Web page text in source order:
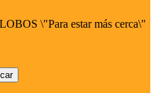
\"Para estar más cerca\"